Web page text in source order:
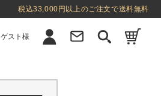
税込33,000円以上のご注文で送料無料
ゲスト様